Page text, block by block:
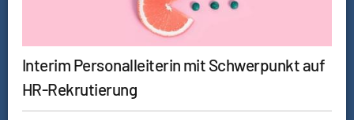
Interim Personalleiterin mit Schwerpunkt auf
HR-Rekrutierung